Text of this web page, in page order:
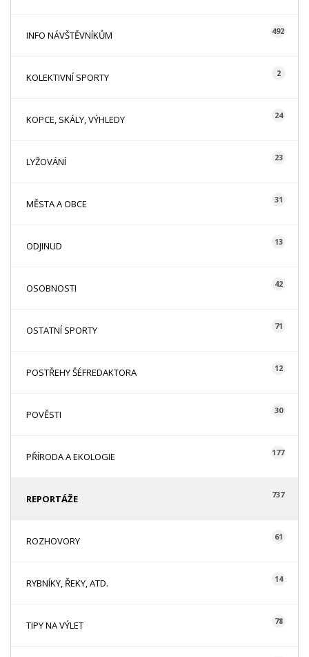
INFO NÁVŠTĚVNÍKŮM 492
KOLEKTIVNÍ SPORTY 2
KOPCE, SKÁLY, VÝHLEDY 24
LYŽOVÁNÍ 23
MĚSTA A OBCE 31
ODJINUD 13
OSOBNOSTI 42
OSTATNÍ SPORTY 71
POSTŘEHY ŠÉFREDAKTORA 12
POVĚSTI 30
PŘÍRODA A EKOLOGIE 177
REPORTÁŽE 737
ROZHOVORY 61
RYBNÍKY, ŘEKY, ATD. 14
TIPY NA VÝLET 78